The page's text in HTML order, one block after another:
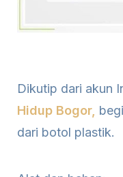
Dikutip dari akun
Hidup Bogor,
dari botol plastik.